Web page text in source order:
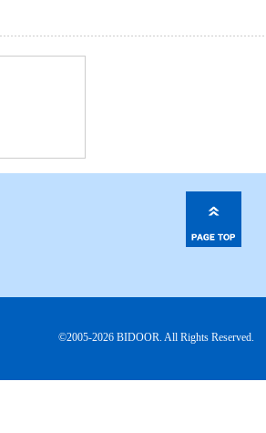
©2005-2026 BIDOOR. All Rights Reserved.